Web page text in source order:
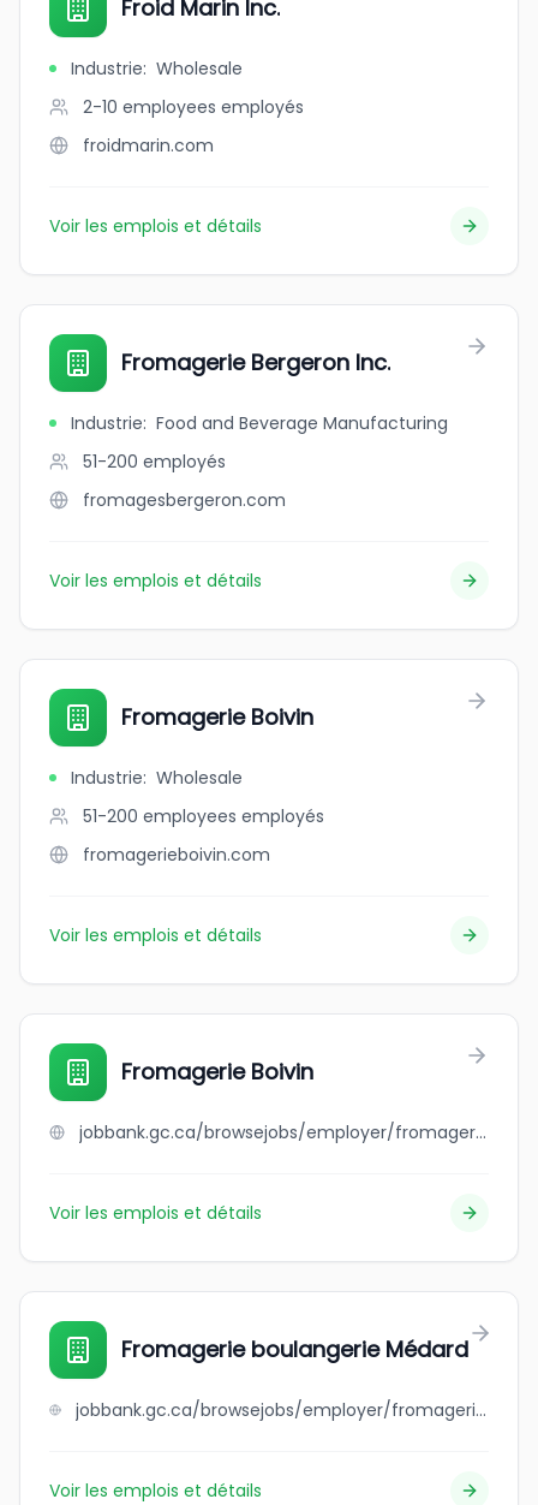
Froid Marin Inc.
Industrie: Wholesale
2-10 employees employés
froidmarin.com
Voir les emplois et détails
Fromagerie Bergeron Inc.
Industrie: Food and Beverage Manufacturing
51-200 employés
fromagesbergeron.com
Voir les emplois et détails
Fromagerie Boivin
Industrie: Wholesale
51-200 employees employés
fromagerieboivin.com
Voir les emplois et détails
Fromagerie Boivin
jobbank.gc.ca/browsejobs/employer/fromagerie+boivin/ca
Voir les emplois et détails
Fromagerie boulangerie Médard
jobbank.gc.ca/browsejobs/employer/fromagerie+boulangerie+m%C3%A9dard/ca
Voir les emplois et détails